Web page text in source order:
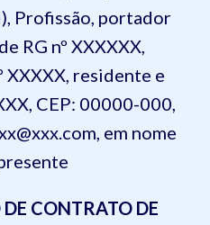
Profissão, portador
RG nº XXXXXX,
XXXXX, residente e
CEP: 00000-000,
em nome
CONTRATO DE